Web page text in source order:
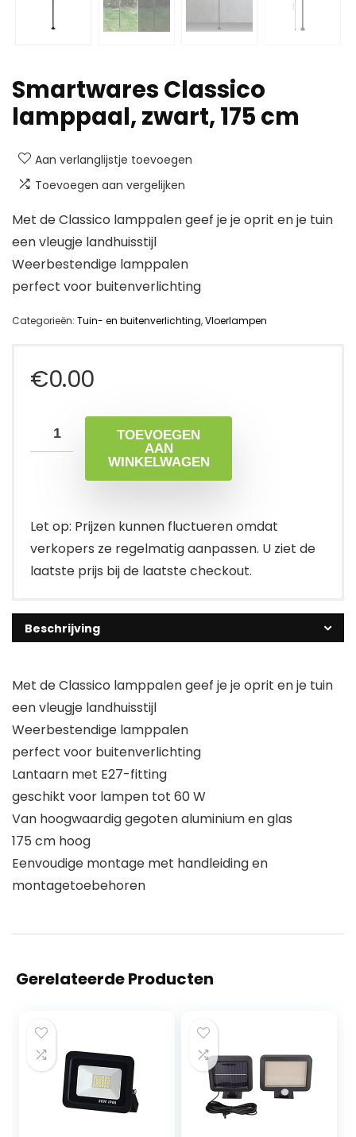
Smartwares Classico
lamppaal, zwart, 175 cm
Aan verlanglijstje toevoegen
Toevoegen aan vergelijken
Met de Classico lamppalen geef je je oprit en je tuin
een vleugje landhuisstijl
Weerbestendige lamppalen
perfect voor buitenverlichting
Categorieën: Tuin- en buitenverlichting,Vloerlampen
€0.00
TOEVOEGEN
AAN
WINKELWAGEN
Let op: Prijzen kunnen fluctueren omdat
verkopers ze regelmatig aanpassen. U ziet de
laatste prijs bij de laatste checkout.
Beschrijving
Met de Classico lamppalen geef je je oprit en je tuin
een vleugje landhuisstijl
Weerbestendige lamppalen
perfect voor buitenverlichting
Lantaarn met E27-fitting
geschikt voor lampen tot 60 W
Van hoogwaardig gegoten aluminium en glas
175 cm hoog
Eenvoudige montage met handleiding en
montagetoebehoren
Gerelateerde Producten